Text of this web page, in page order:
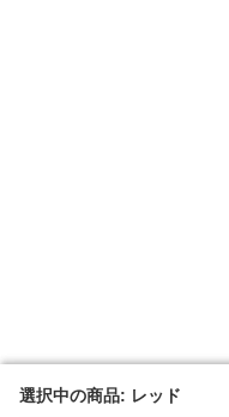
選択中の商品: レッド
選択中の商品: レッド